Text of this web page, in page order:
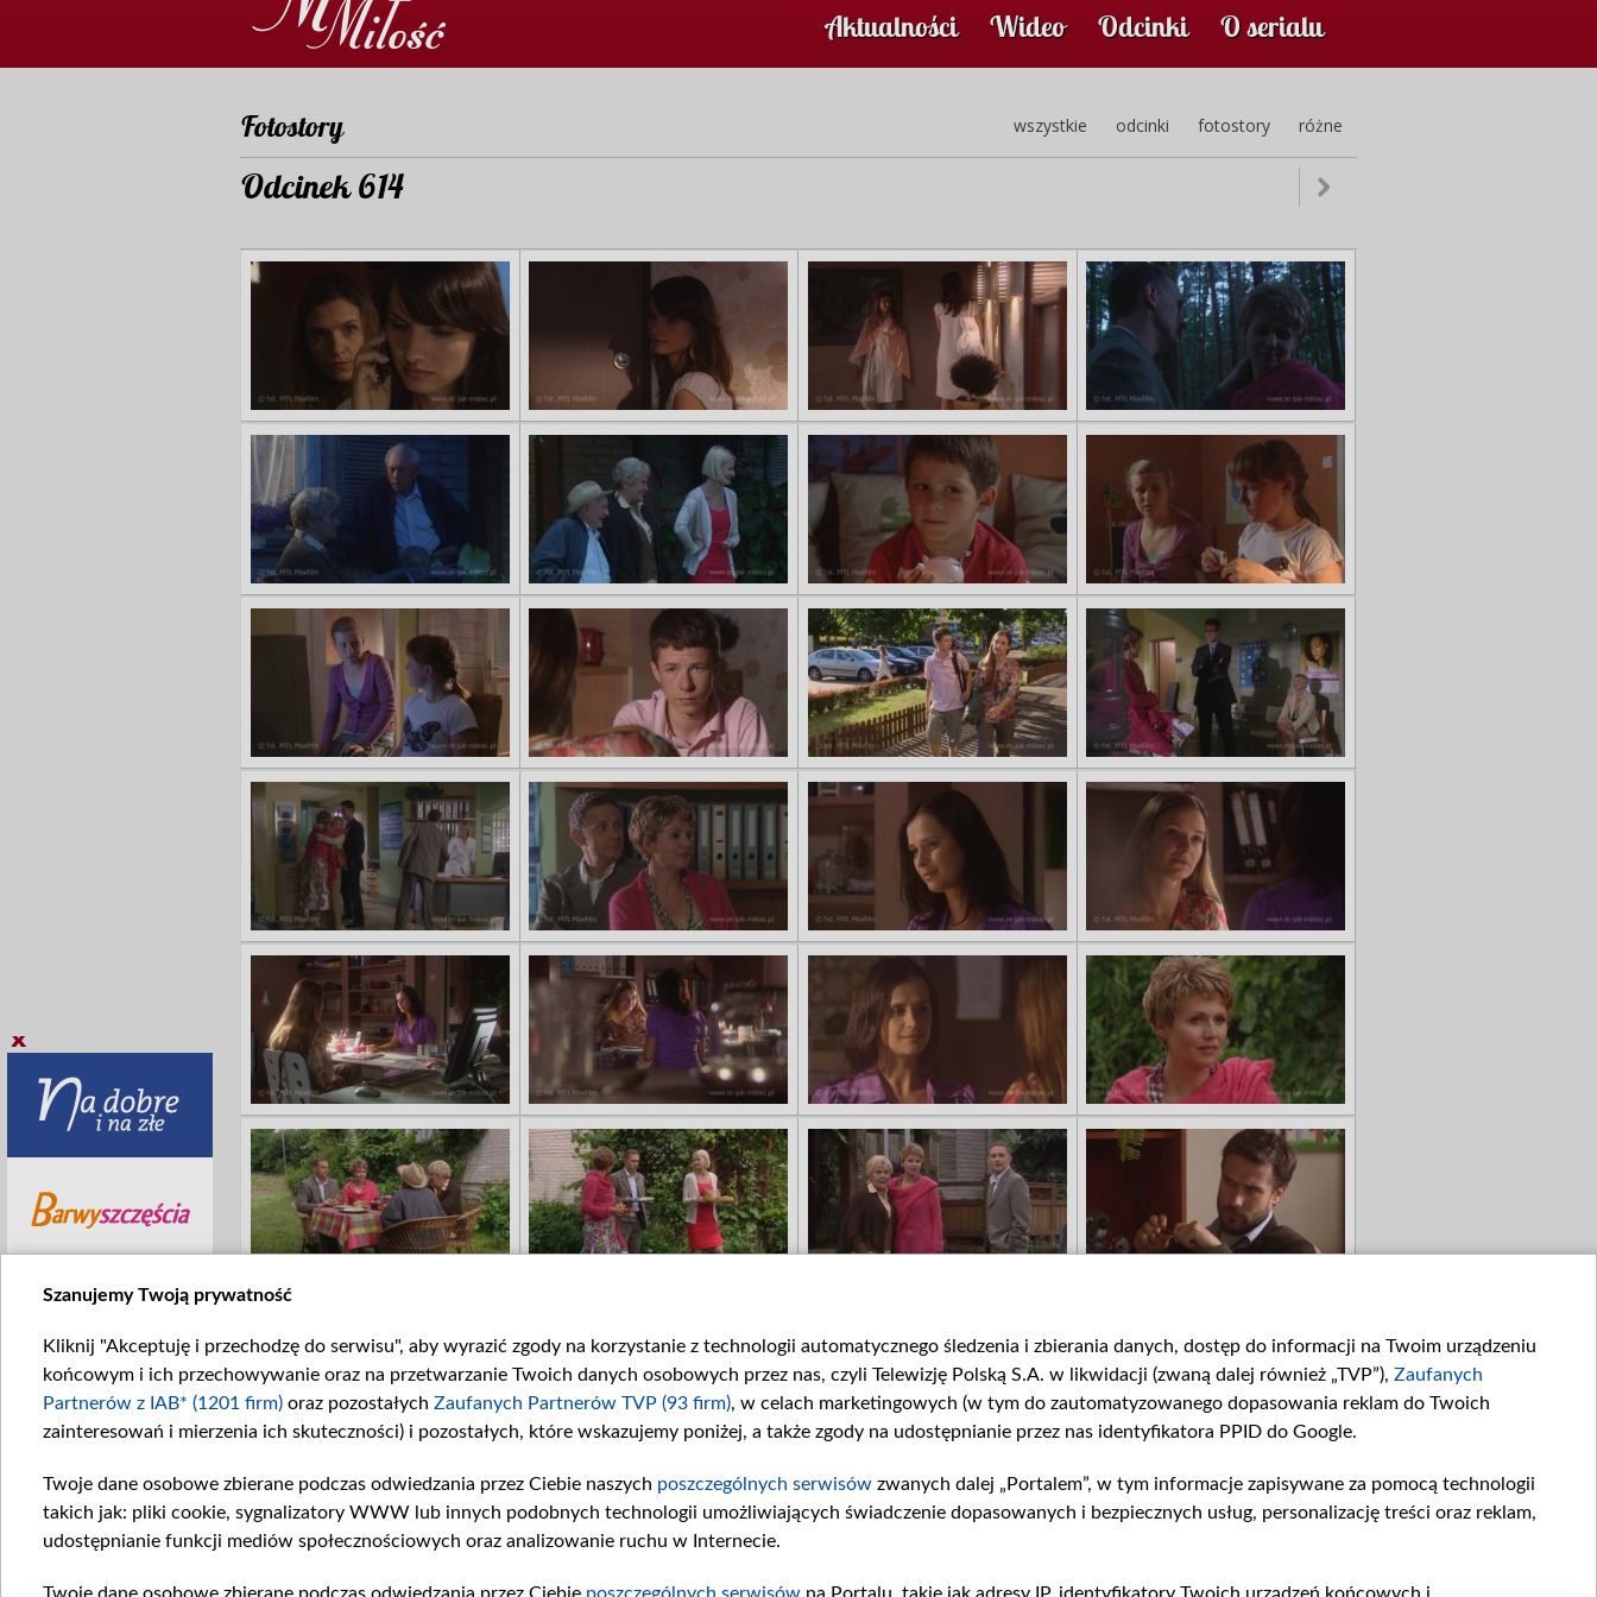
Aktualności Wideo Odcinki O serialu
Fotostory różne
fotostory
odcinki
wszystkie
Odcinek 614
Szanujemy Twoją prywatność
Kliknij "Akceptuję i przechodzę do serwisu", aby wyrazić zgody na korzystanie z technologii automatycznego śledzenia i zbierania danych, dostęp do informacji na Twoim urządzeniu
końcowym i ich przechowywanie oraz na przetwarzanie Twoich danych osobowych przez nas, czyli Telewizję Polską S.A. w likwidacji (zwaną dalej również „TVP”), Zaufanych
Partnerów z IAB* (1201 firm) oraz pozostałych Zaufanych Partnerów TVP (93 firm), w celach marketingowych (w tym do zautomatyzowanego dopasowania reklam do Twoich
zainteresowań i mierzenia ich skuteczności) i pozostałych, które wskazujemy poniżej, a także zgody na udostępnianie przez nas identyfikatora PPID do Google.
Twoje dane osobowe zbierane podczas odwiedzania przez Ciebie naszych poszczególnych serwisów zwanych dalej „Portalem”, w tym informacje zapisywane za pomocą technologii
takich jak: pliki cookie, sygnalizatory WWW lub innych podobnych technologii umożliwiających świadczenie dopasowanych i bezpiecznych usług, personalizację treści oraz reklam,
udostępnianie funkcji mediów społecznościowych oraz analizowanie ruchu w Internecie.